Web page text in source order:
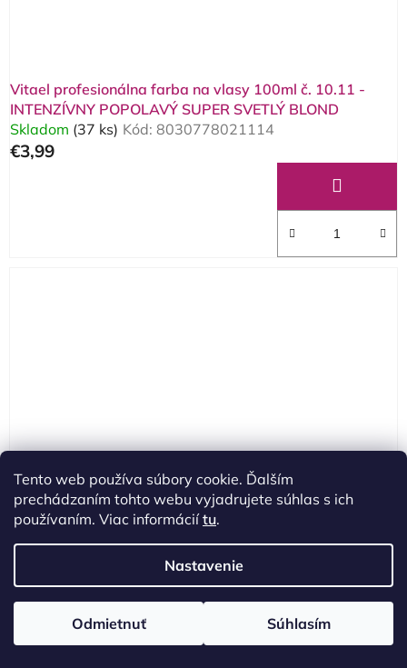
Tento web používa súbory cookie. Ďalším
prechádzaním tohto webu vyjadrujete súhlas s ich
používaním. Viac informáciítu.
Nastavenie
Odmietnuť Súhlasím
Vitael profesionálna farba na vlasy 100ml č. 10.11 -
INTENZÍVNY POPOLAVÝ SUPER SVETLÝ BLOND
Skladom (37 ks) Kód: 8030778021114
€3,99
Vitael profesionálna farba na vlasy 100ml č. 10.13 -
(15 ks) Kód: 8030778020131
€3,99